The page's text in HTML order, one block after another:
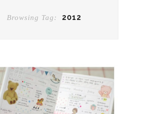
Browsing Tag: 2012